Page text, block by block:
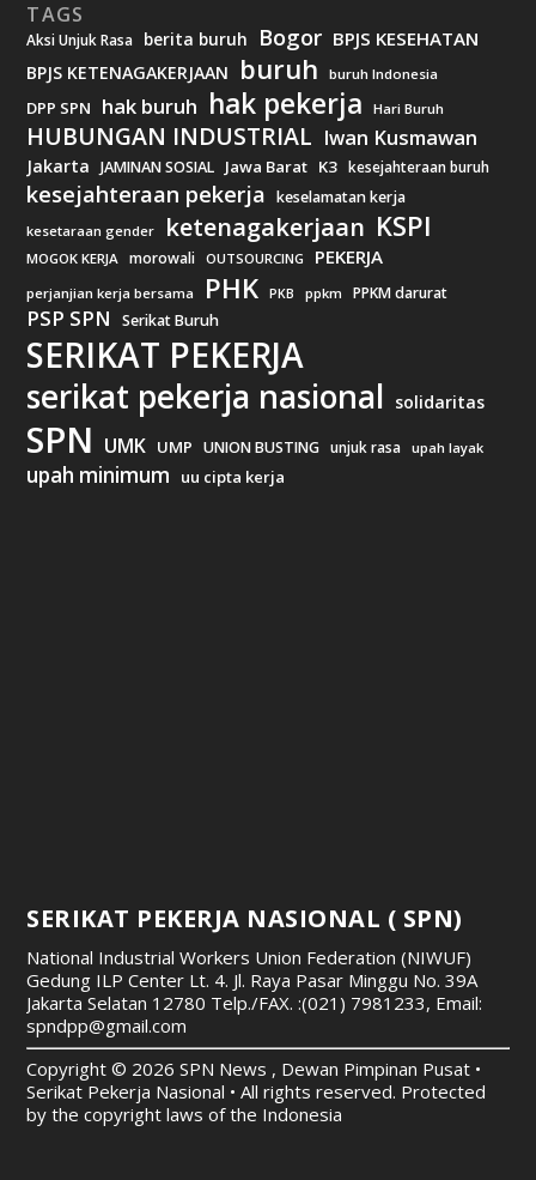
TAGS
Aksi Unjuk Rasa berita buruh Bogor BPJS KESEHATAN
BPJS KETENAGAKERJAAN buruh buruh Indonesia
DPP SPN hak buruh hak pekerja Hari Buruh
HUBUNGAN INDUSTRIAL Iwan Kusmawan
Jakarta JAMINAN SOSIAL Jawa Barat K3 kesejahteraan buruh
kesejahteraan pekerja keselamatan kerja
kesetaraan gender ketenagakerjaan KSPI
MOGOK KERJA morowali OUTSOURCING PEKERJA
perjanjian kerja bersama PHK PKB ppkm PPKM darurat
PSP SPN Serikat Buruh
SERIKAT PEKERJA
serikat pekerja nasional solidaritas
SPN UMK UMP UNION BUSTING unjuk rasa upah layak
upah minimum uu cipta kerja
SERIKAT PEKERJA NASIONAL ( SPN)
National Industrial Workers Union Federation (NIWUF)
Gedung ILP Center Lt. 4. Jl. Raya Pasar Minggu No. 39A
Jakarta Selatan 12780 Telp./FAX. :(021) 7981233, Email:
spndpp@gmail.com
Copyright © 2026 SPN News , Dewan Pimpinan Pusat •
Serikat Pekerja Nasional • All rights reserved. Protected
by the copyright laws of the Indonesia